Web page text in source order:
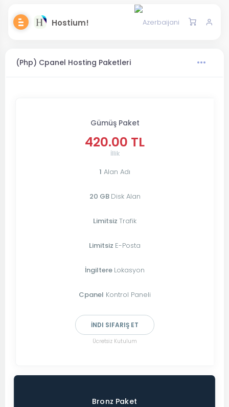
Hostium!
(Php) Cpanel Hosting Paketleri
Gümüş Paket
420.00 TL
İllik
1 Alan Adı
20 GB Disk Alan
Limitsiz Trafik
Limitsiz E-Posta
İngiltere Lokasyon
Cpanel Kontrol Paneli
İNDI SIFARIŞ ET
Ücretsiz Kutulum
Bronz Paket